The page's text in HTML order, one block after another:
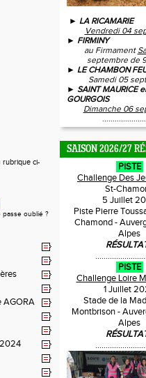
rubrique ci-
passe oublié ?
AGORA
► LA RICAMARIE
Vendredi 04
► FIRMINY
au Firmament
septembre de
► LE CHAMBON
Samedi 05
► SAINT MAURICE
GOURGOIS
Dimanche 06
SAISON 2026/27
PISTE
Challenge Des
St-
5 Juillet
Piste Pierre
Chamond -
Alpes
PISTE
Challenge Loire
1 Juillet
Stade de la
Montbrison -
Alpes